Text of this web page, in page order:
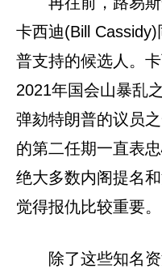
卡西迪(Bill
普支持的候选人。
2021年国会山暴乱
弹劾特朗普的议员
的第二任期一直表
绝大多数内阁提名
觉得报仇比较重要。
除了这些知名